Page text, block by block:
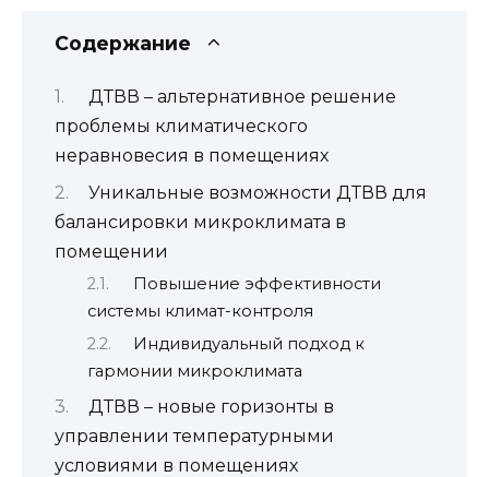
Содержание
ДТВВ – альтернативное решение
проблемы климатического
неравновесия в помещениях
Уникальные возможности ДТВВ для
балансировки микроклимата в
помещении
Повышение эффективности
системы климат-контроля
Индивидуальный подход к
гармонии микроклимата
ДТВВ – новые горизонты в
управлении температурными
условиями в помещениях